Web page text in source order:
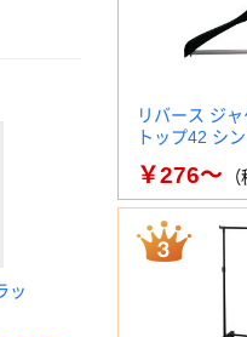
ッ
リバース ジ
トップ42 シ
￥276～